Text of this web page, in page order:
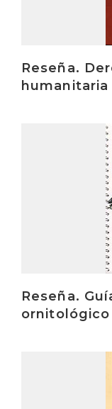
Reseña.
humanitaria
Reseña.